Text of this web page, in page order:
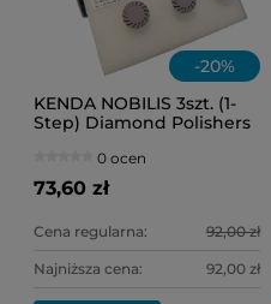
-20%
KENDA NOBILIS 3szt. (1-
Step) Diamond Polishers
(słoneczko)
0 ocen
73,60 zł
Cena regularna: 92,00 zł
Najniższa cena: 92,00 zł